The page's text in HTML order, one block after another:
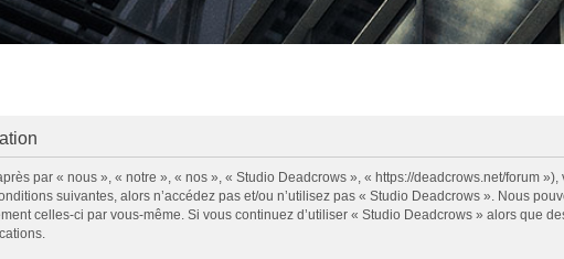
par « nous », « notre », « nos », « Studio Deadcrows », « https://deadcrows.net/forum
suivantes, alors n’accédez pas et/ou n’utilisez pas « Studio Deadcrows ». Nous
celles-ci par vous-même. Si vous continuez d’utiliser « Studio Deadcrows » alors que